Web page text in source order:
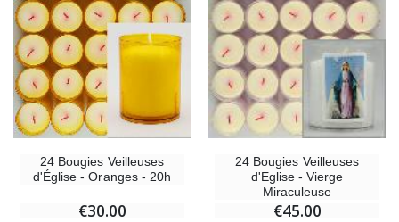
24 Bougies Veilleuses
d'Église - Oranges - 20h
€30.00
24 Bougies Veilleuses
d'Eglise - Vierge
Miraculeuse
€45.00